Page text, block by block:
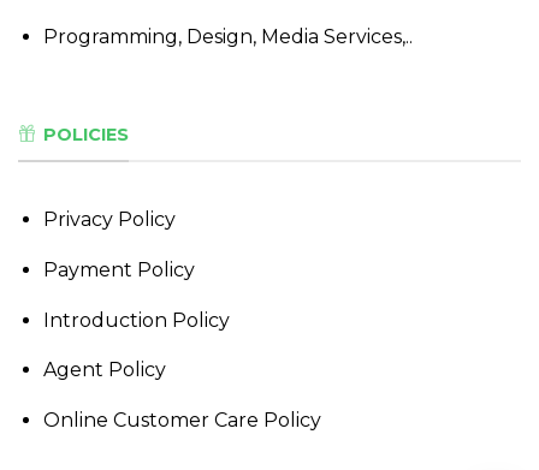
Programming, Design, Media Services,..
POLICIES
Privacy Policy
Payment Policy
Introduction Policy
Agent Policy
Online Customer Care Policy